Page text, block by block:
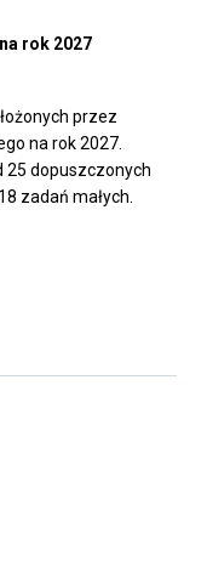
rok 2027
przez
na rok 2027.
25 dopuszczonych
zadań małych.